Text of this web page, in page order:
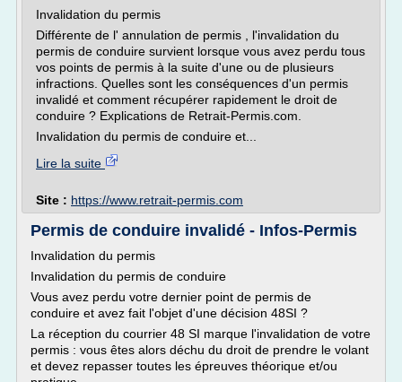
Invalidation du permis
Différente de l' annulation de permis , l'invalidation du
permis de conduire survient lorsque vous avez perdu tous
vos points de permis à la suite d'une ou de plusieurs
infractions. Quelles sont les conséquences d'un permis
invalidé et comment récupérer rapidement le droit de
conduire ? Explications de Retrait-Permis.com.
Invalidation du permis de conduire et...
Lire la suite
Site : https://www.retrait-permis.com
Permis de conduire invalidé - Infos-Permis
Invalidation du permis
Invalidation du permis de conduire
Vous avez perdu votre dernier point de permis de
conduire et avez fait l'objet d'une décision 48SI ?
La réception du courrier 48 SI marque l'invalidation de votre
permis : vous êtes alors déchu du droit de prendre le volant
et devez repasser toutes les épreuves théorique et/ou